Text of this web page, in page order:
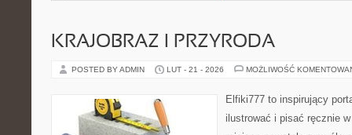
KRAJOBRAZ I PRZYRODA
POSTED BY ADMIN LUT - 21 - 2026 MOŻLIWOŚĆ
Elfiki777 to inspirujący
ilustrować i pisać ręcznie